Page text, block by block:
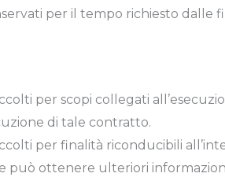
per il tempo richiesto dalle
per scopi collegati
di tale contratto.
per finalità riconducibili
può ottenere ulteriori